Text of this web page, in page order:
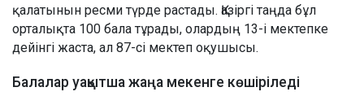
қалатынын ресми түрде растады. Қазіргі таңда бұл
орталықта 100 бала тұрады, олардың 13-і мектепке
дейінгі жаста, ал 87-сі мектеп оқушысы.
Балалар уақытша жаңа мекенге көшіріледі